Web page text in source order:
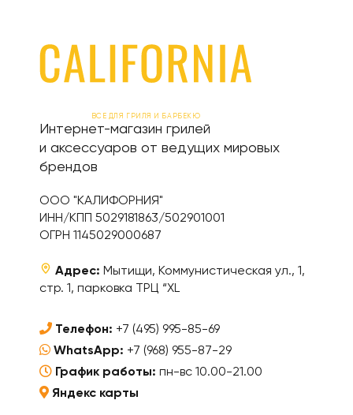
ВСЕ ДЛЯ ГРИЛЯ И БАРБЕКЮ
Интернет-магазин грилей
и аксессуаров от ведущих мировых
брендов
ООО "КАЛИФОРНИЯ"
ИНН/КПП 5029181863/502901001
ОГРН 1145029000687
Адрес: Мытищи, Коммунистическая ул., 1,
стр. 1, парковка ТРЦ “XL
Телефон: +7 (495) 995-85-69
WhatsApp: +7 (968) 955-87-29
График работы: пн-вс 10.00-21.00
Яндекс карты